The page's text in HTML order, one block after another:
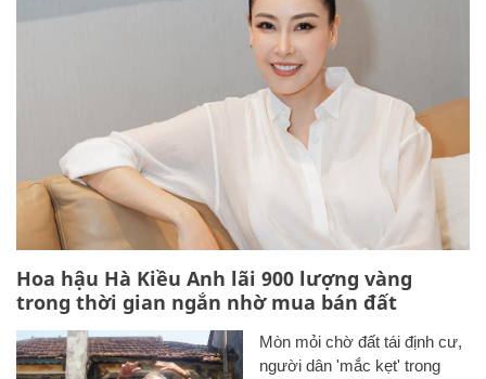
Hoa hậu Hà Kiều Anh lãi 900 lượng vàng
trong thời gian ngắn nhờ mua bán đất
Mòn mỏi chờ đất tái định cư,
người dân 'mắc kẹt' trong